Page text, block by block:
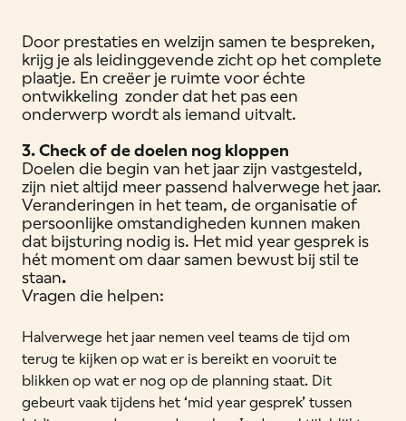
Door prestaties en welzijn samen te bespreken,
krijg je als leidinggevende zicht op het complete
plaatje. En creëer je ruimte voor échte
ontwikkeling zonder dat het pas een
onderwerp wordt als iemand uitvalt.
3. Check of de doelen nog kloppen
Doelen die begin van het jaar zijn vastgesteld,
zijn niet altijd meer passend halverwege het jaar.
Veranderingen in het team, de organisatie of
persoonlijke omstandigheden kunnen maken
dat bijsturing nodig is. Het mid year gesprek is
hét moment om daar samen bewust bij stil te
staan.
Vragen die helpen:
Halverwege het jaar nemen veel teams de tijd om
terug te kijken op wat er is bereikt en vooruit te
blikken op wat er nog op de planning staat. Dit
gebeurt vaak tijdens het ‘mid year gesprek’ tussen